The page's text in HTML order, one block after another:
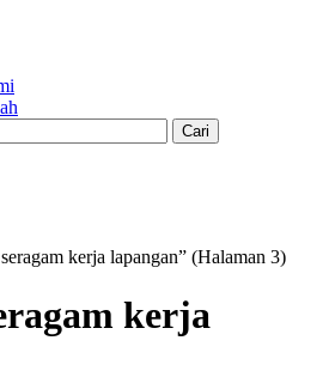
kerja lapangan” (Halaman 3)
kerja